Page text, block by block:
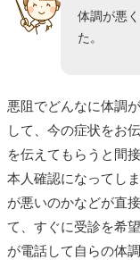
体調が悪
た。
悪阻でどんなに体調
して、今の症状をお
を伝えてもらうと間
本人確認になってし
が悪いのかなどが直
て、すぐに受診を希
が電話して自らの体